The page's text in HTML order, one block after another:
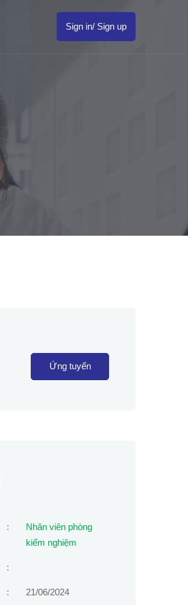
Sign in/ Sign up
Ứng tuyển
:
Nhân viên phòng
kiểm nghiệm
:
: 21/06/2024